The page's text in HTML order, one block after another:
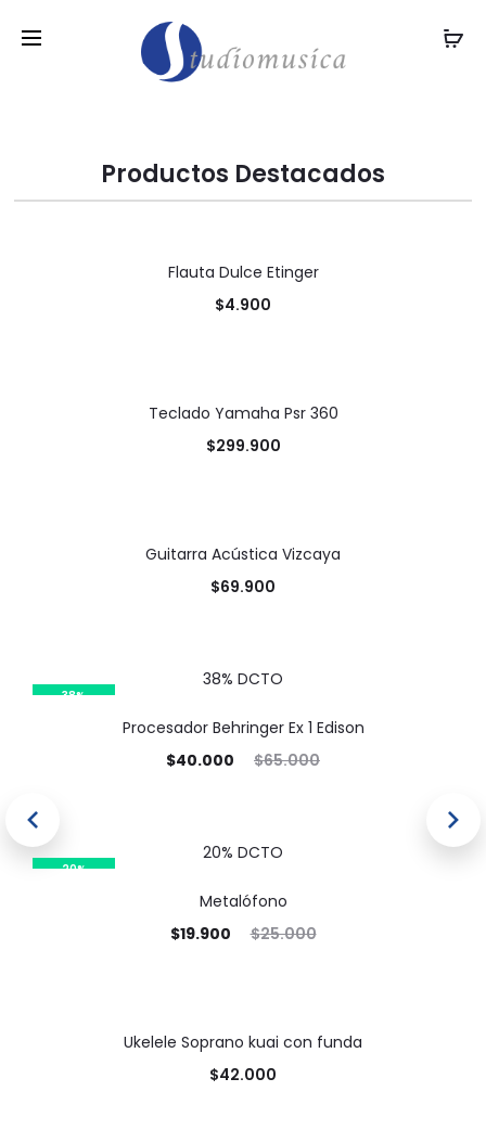
Productos Destacados
Flauta Dulce Etinger
$4.900
Teclado Yamaha Psr 360
$299.900
Guitarra Acústica Vizcaya
$69.900
38%
38% DCTO
Procesador Behringer Ex 1 Edison
$65.000
$40.000
20%
20% DCTO
Metalófono
$25.000
$19.900
Ukelele Soprano kuai con funda
$42.000